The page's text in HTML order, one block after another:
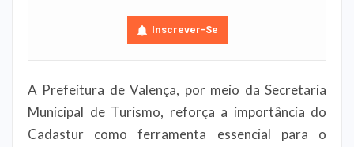
Inscrever-Se
A Prefeitura de Valença, por meio da Secretaria
Municipal de Turismo, reforça a importância do
Cadastur como ferramenta essencial para o